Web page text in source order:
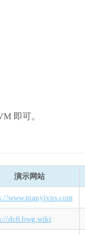
即可。
演示网站
www.pianyivps.com
dc6.bwg.wiki